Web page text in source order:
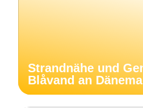
Strandnähe und
Blåvand an